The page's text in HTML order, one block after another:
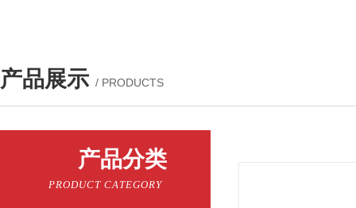
产品展示 / PRODUCTS
产品分类
PRODUCT CATEGORY